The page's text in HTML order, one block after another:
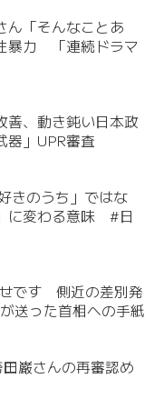
ん「そんなことあ
暴力 「連続ドラマ
善、動き鈍い日本政
」UPR審査
きのうち」ではな
に変わる意味 #日
せです 側近の差別発
送った首相への手紙
巌さんの再審認め